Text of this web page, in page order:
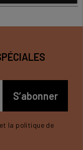
la politique de